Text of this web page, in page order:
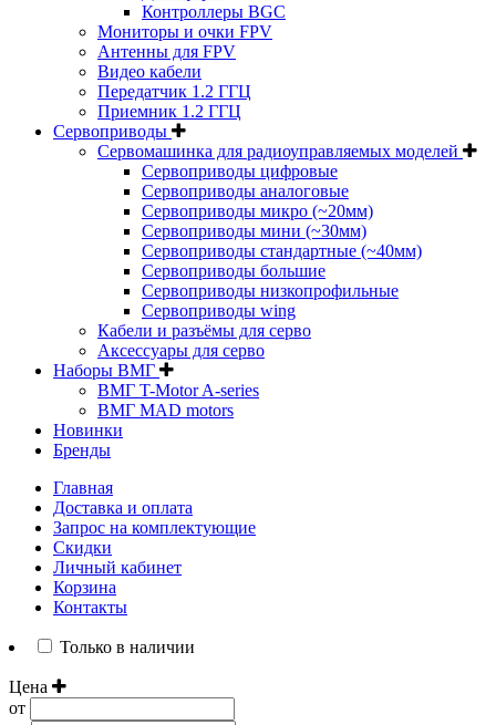
Контроллеры BGC
Мониторы и очки FPV
Антенны для FPV
Видео кабели
Передатчик 1.2 ГГЦ
Приемник 1.2 ГГЦ
Сервоприводы
Сервомашинка для радиоуправляемых моделей
Сервоприводы цифровые
Сервоприводы аналоговые
Сервоприводы микро (~20мм)
Сервоприводы мини (~30мм)
Сервоприводы стандартные (~40мм)
Сервоприводы большие
Сервоприводы низкопрофильные
Сервоприводы wing
Кабели и разъёмы для серво
Аксессуары для серво
Наборы ВМГ
ВМГ T-Motor A-series
ВМГ MAD motors
Новинки
Бренды
Главная
Доставка и оплата
Запрос на комплектующие
Скидки
Личный кабинет
Корзина
Контакты
Только в наличии
Цена
от